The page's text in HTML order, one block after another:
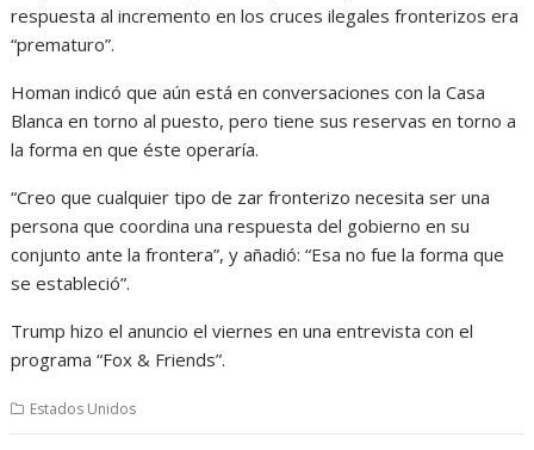
respuesta al incremento en los cruces ilegales fronterizos era
“prematuro”.
Homan indicó que aún está en conversaciones con la Casa
Blanca en torno al puesto, pero tiene sus reservas en torno a
la forma en que éste operaría.
“Creo que cualquier tipo de zar fronterizo necesita ser una
persona que coordina una respuesta del gobierno en su
conjunto ante la frontera”, y añadió: “Esa no fue la forma que
se estableció”.
Trump hizo el anuncio el viernes en una entrevista con el
programa “Fox & Friends”.
Estados Unidos